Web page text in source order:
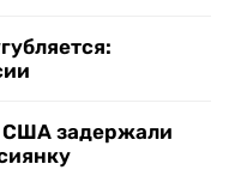
США задержали